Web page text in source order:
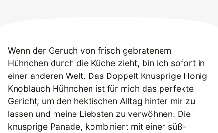
Wenn der Geruch von frisch gebratenem
Hühnchen durch die Küche zieht, bin ich sofort in
einer anderen Welt. Das Doppelt Knusprige Honig
Knoblauch Hühnchen ist für mich das perfekte
Gericht, um den hektischen Alltag hinter mir zu
lassen und meine Liebsten zu verwöhnen. Die
knusprige Panade, kombiniert mit einer süß-